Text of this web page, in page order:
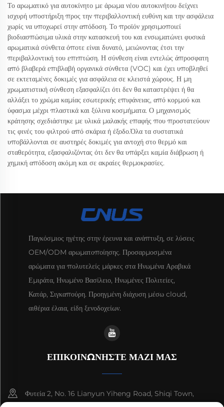
Το αρωματικό για αυτοκίνητο με άρωμα νέου αυτοκινήτου δείχνει
ισχυρή υποστήριξη προς την περιβαλλοντική ευθύνη και την ασφάλεια
χωρίς να υποχωρεί στην απόδοση. Το προϊόν χρησιμοποιεί
βιοδιασπώσιμα υλικά στην κατασκευή του και ενσωματώνει φυσικά
αρωματικά σύνθετα όποτε είναι δυνατό, μειώνοντας έτσι την
περιβαλλοντική του επιπτώση. Η σύνθεση είναι εντελώς άπροσφατη
από βλαβερά επιβλαβή οργανικά σύνθετα (VOC) και έχει υποβληθεί
σε εκτεταμένες δοκιμές για ασφάλεια σε κλειστά χώρους. Η μη
χρωματιστική σύνθεση εξασφαλίζει ότι δεν θα καταστρέψει ή θα
αλλάξει το χρώμα καμίας εσωτερικής επιφάνειας, από κορμού και
ύφασμα μέχρι πλαστικά και ξύλινα κοσμήματα. Ο μηχανισμός
κράτησης σχεδιάστηκε με υλικά μαλακής επαφής που προστατεύουν
τις φινές του φιλτρού από σκάρια ή έξοδο.Όλα τα συστατικά
υποβάλλονται σε αυστηρές δοκιμές για αντοχή στο θερμό και
σταθερότητα, εξασφαλιζόντας ότι δεν θα υπάρξει καμία διάβρωση ή
χημική απόδοση ακόμη και σε ακραίες θερμοκρασίες.
Παγκόσμιος ηγέτης στην έρευνα και ανάπτυξη, σε λύσεις
OEM/ODM αρωματοποίησης. Προσαρμοσμένα
αρώματα για πολυτελείς μάρκες στα Ηνωμένα Αραβικά
Εμιράτα, Ηνωμένο Βασίλειο, Ηνωμένες Πολιτείες,
Κατάρ, Σιγκαπούρη. Προηγμένη διάχυση μέσω cloud,
αιθέρια έλαια, είδη ξενοδοχείων.
ΕΠΙΚΟΙΝΩΝΗΣΤΕ ΜΑΖΙ ΜΑΣ
Φυτεία 2, No. 16 Lianyun Yiheng Road, Shiqi Town,